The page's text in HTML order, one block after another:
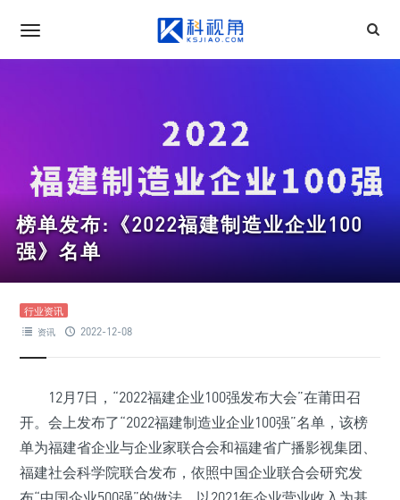
榜单发布:《2022福建制造业企业100
强》名单
行业资讯
资讯 2022-12-08
12月7日，“2022福建企业100强发布大会”在莆田召
开。会上发布了“2022福建制造业企业100强”名单，该榜
单为福建省企业与企业家联合会和福建省广播影视集团、
福建社会科学院联合发布，依照中国企业联合会研究发